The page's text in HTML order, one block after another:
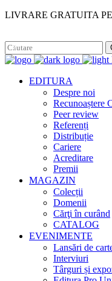
LIVRARE GRATUITA
EDITURA
Despre noi
Recunoaștere
Peer review
Referenți
Distribuție
Cariere
Acreditare
Premii
MAGAZIN
Colecții
Domenii
Cărţi în curând
CATALOG
EVENIMENTE
Lansări de
Interviuri
Târguri și